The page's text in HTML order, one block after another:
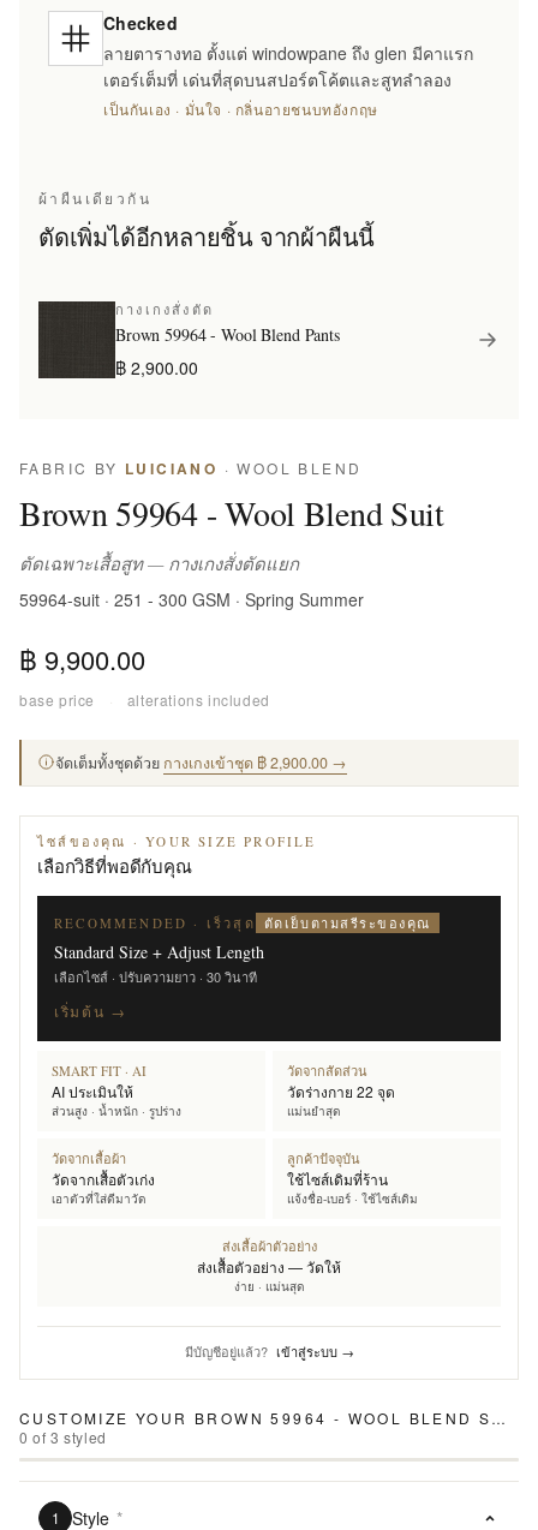
Checked
ลายตารางทอ ตั้งแต่ windowpane ถึง glen มีคาแรก
เตอร์เต็มที่ เด่นที่สุดบนสปอร์ตโค้ตและสูทลำลอง
เป็นกันเอง · มั่นใจ · กลิ่นอายชนบทอังกฤษ
ผ้าผืนเดียวกัน
ตัดเพิ่มได้อีกหลายชิ้น จากผ้าผืนนี้
กางเกงสั่งตัด
Brown 59964 - Wool Blend Pants
฿ 2,900.00
FABRIC BY LUICIANO · WOOL BLEND
Brown 59964 - Wool Blend Suit
ตัดเฉพาะเสื้อสูท — กางเกงสั่งตัดแยก
59964-suit · 251 - 300 GSM · Spring Summer
฿ 9,900.00
base price · alterations included
จัดเต็มทั้งชุดด้วย กางเกงเข้าชุด ฿ 2,900.00 →
ไซส์ของคุณ · YOUR SIZE PROFILE
เลือกวิธีที่พอดีกับคุณ
RECOMMENDED · เร็วสุด ตัดเย็บตามสรีระของคุณ
Standard Size + Adjust Length
เลือกไซส์ · ปรับความยาว · 30 วินาที
เริ่มต้น →
SMART FIT · AI
AI ประเมินให้
ส่วนสูง · น้ำหนัก · รูปร่าง
วัดจากสัดส่วน
วัดร่างกาย 22 จุด
แม่นยำสุด
วัดจากเสื้อผ้า
วัดจากเสื้อตัวเก่ง
เอาตัวที่ใส่ดีมาวัด
ลูกค้าปัจจุบัน
ใช้ไซส์เดิมที่ร้าน
แจ้งชื่อ-เบอร์ · ใช้ไซส์เดิม
ส่งเสื้อผ้าตัวอย่าง
ส่งเสื้อตัวอย่าง — วัดให้
ง่าย · แม่นสุด
มีบัญชีอยู่แล้ว? เข้าสู่ระบบ →
CUSTOMIZE YOUR BROWN 59964 - WOOL BLEND SUIT
0 of3 styled
1 Style *